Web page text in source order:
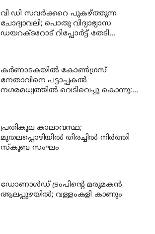
വി ഡി സവര്‍ക്കറെ പുകഴ്ത്തുന്ന
ചോദ്യാവലി; പൊതു വിദ്യാഭ്യാസ
ഡയറക്ടറോട് റിപ്പോര്‍ട്ട് തേടി
കര്‍ണാടകയില്‍ കോണ്‍ഗ്രസ്
നേതാവിനെ പട്ടാപ്പകല്‍
നഗരമധ്യത്തില്‍ വെടിവെച്ചു കൊന്നു;
പ്രതികൂല കാലാവസ്ഥ;
മുതലപ്പൊഴിയില്‍ തിരച്ചില്‍ നിര്‍ത്തി
സ്കൂബ സംഘം
ഡോണാള്‍ഡ് ട്രംപിന്റെ മരുമകന്‍
ആലപ്പുഴയിൽ; വള്ളംകളി കാണും